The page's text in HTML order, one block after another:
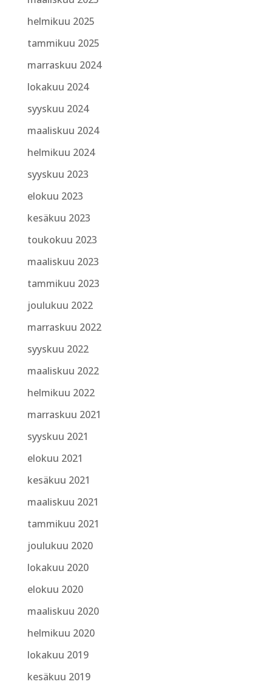
helmikuu 2025
tammikuu 2025
marraskuu 2024
lokakuu 2024
syyskuu 2024
maaliskuu 2024
helmikuu 2024
syyskuu 2023
elokuu 2023
kesäkuu 2023
toukokuu 2023
maaliskuu 2023
tammikuu 2023
joulukuu 2022
marraskuu 2022
syyskuu 2022
maaliskuu 2022
helmikuu 2022
marraskuu 2021
syyskuu 2021
elokuu 2021
kesäkuu 2021
maaliskuu 2021
tammikuu 2021
joulukuu 2020
lokakuu 2020
elokuu 2020
maaliskuu 2020
helmikuu 2020
lokakuu 2019
kesäkuu 2019